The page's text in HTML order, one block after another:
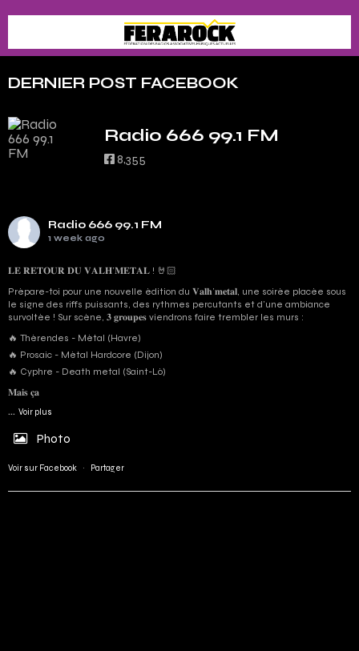
DERNIER POST FACEBOOK
Radio 666 99.1 FM
8,355
Radio 666 99.1 FM
1 week ago
𝐋𝐄 𝐑𝐄𝐓𝐎𝐔𝐑 𝐃𝐔 𝐕𝐀𝐋𝐇’𝐌𝐄𝐓𝐀𝐋 ! 🤘🏻
Prépare-toi pour une nouvelle édition du 𝐕𝐚𝐥𝐡’𝐦𝐞𝐭𝐚𝐥, une soirée placée sous
le signe des riffs puissants, des rythmes percutants et d'une ambiance
survoltée ! Sur scène, 𝟑 𝐠𝐫𝐨𝐮𝐩𝐞𝐬 viendrons faire trembler les murs :
🔥 Thérendes - Métal (Havre)
🔥 Prosaic - Métal Hardcore (Dijon)
🔥 Cyphre - Death metal (Saint-Lô)
𝐌𝐚𝐢𝐬 𝐜̧𝐚
... Voir plus
Photo
Voir sur Facebook · Partager